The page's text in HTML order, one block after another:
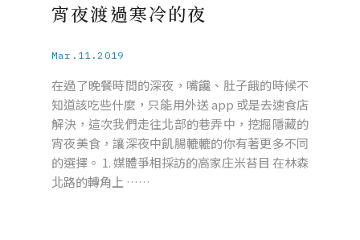
宵夜渡過寒冷的夜
Mar.11.2019
在過了晚餐時間的深夜，嘴饞、肚子餓的時候不
知道該吃些什麼，只能用外送 app 或是去速食店
解決，這次我們走往北部的巷弄中，挖掘隱藏的
宵夜美食，讓深夜中飢腸轆轆的你有著更多不同
的選擇。 1. 媒體爭相採訪的高家庄米苔目 在林森
北路的轉角上 ……